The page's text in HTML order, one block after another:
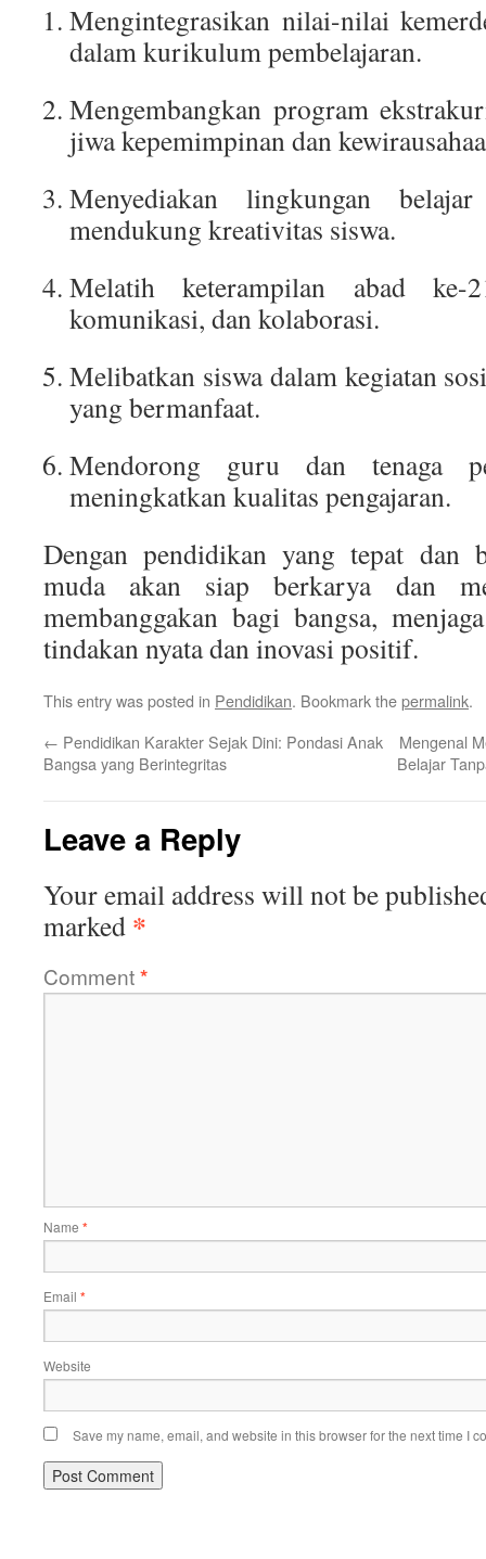
Mengintegrasikan nilai-nilai
dalam kurikulum pembelajaran.
Mengembangkan program
jiwa kepemimpinan dan
Menyediakan lingkungan
mendukung kreativitas siswa.
Melatih keterampilan abad ke-
komunikasi, dan kolaborasi.
Melibatkan siswa dalam kegiatan
yang bermanfaat.
Mendorong guru dan tenaga
meningkatkan kualitas pengajaran.
Dengan pendidikan yang tepat dan
muda akan siap berkarya dan
membanggakan bagi bangsa,
tindakan nyata dan inovasi positif.
This entry was posted in Pendidikan. Bookmark thepermalink.
← Pendidikan Karakter Sejak Dini: Pondasi Anak
Bangsa yang Berintegritas
Mengenal
Belajar
Leave a Reply
Your email address will not be
marked *
Comment*
Name *
Email *
Website
Save my name, email, and website in this browser for the next time I